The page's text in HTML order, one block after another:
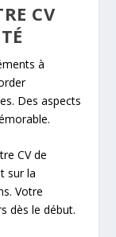
CV
à
Des aspects
CV de
sur la
Votre
dès le début.